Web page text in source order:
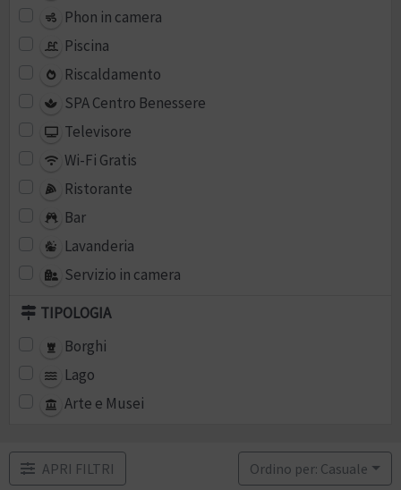
Phon in camera
Piscina
Riscaldamento
SPA Centro Benessere
Televisore
Wi-Fi Gratis
Ristorante
Bar
Lavanderia
Servizio in camera
TIPOLOGIA
Borghi
Lago
Arte e Musei
APRI FILTRI Ordino per: Casuale